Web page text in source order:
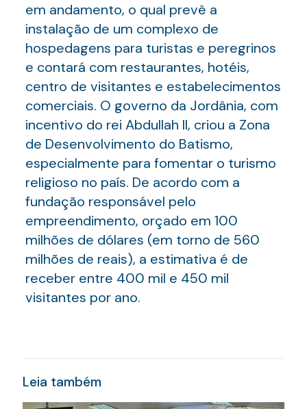
em andamento, o qual prevê a
instalação de um complexo de
hospedagens para turistas e peregrinos
e contará com restaurantes, hotéis,
centro de visitantes e estabelecimentos
comerciais. O governo da Jordânia, com
incentivo do rei Abdullah II, criou a Zona
de Desenvolvimento do Batismo,
especialmente para fomentar o turismo
religioso no país. De acordo com a
fundação responsável pelo
empreendimento, orçado em 100
milhões de dólares (em torno de 560
milhões de reais), a estimativa é de
receber entre 400 mil e 450 mil
visitantes por ano.
Leia também